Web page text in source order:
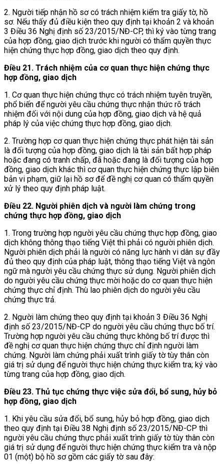
2. Người tiếp nhận hồ sơ có trách nhiệm kiểm tra giấy tờ, hồ
sơ. Nếu thấy đủ điều kiện theo quy định tại khoản 2 và khoản
3 Điều 36 Nghị định số 23/2015/NĐ-CP, thì ký vào từng trang
của hợp đồng, giao dịch trước khi người có thẩm quyền thực
hiện chứng thực hợp đồng, giao dịch theo quy định.
Điều 21. Trách nhiệm của cơ quan thực hiện chứng thực
hợp đồng, giao dịch
1. Cơ quan thực hiện chứng thực có trách nhiệm tuyên truyền,
phổ biến để người yêu cầu chứng thực nhận thức rõ trách
nhiệm đối với nội dung của hợp đồng, giao dịch và hệ quả
pháp lý của việc chứng thực hợp đồng, giao dịch.
2. Trường hợp cơ quan thực hiện chứng thực phát hiện tài sản
là đối tượng của hợp đồng, giao dịch là tài sản bất hợp pháp
hoặc đang có tranh chấp, đã hoặc đang là đối tượng của hợp
đồng, giao dịch khác thì cơ quan thực hiện chứng thực lập biên
bản vi phạm, giữ lại hồ sơ để đề nghị cơ quan có thẩm quyền
xử lý theo quy định pháp luật.
Điều 22. Người phiên dịch và người làm chứng trong
chứng thực hợp đồng, giao dịch
1. Trong trường hợp người yêu cầu chứng thực hợp đồng, giao
dịch không thông thạo tiếng Việt thì phải có người phiên dịch.
Người phiên dịch phải là người có năng lực hành vi dân sự đầy
đủ theo quy định của pháp luật, thông thạo tiếng Việt và ngôn
ngữ mà người yêu cầu chứng thực sử dụng. Người phiên dịch
do người yêu cầu chứng thực mời hoặc do cơ quan thực hiện
chứng thực chỉ định. Thù lao phiên dịch do người yêu cầu
chứng thực trả.
2. Người làm chứng theo quy định tại khoản 3 Điều 36 Nghị
định số 23/2015/NĐ-CP do người yêu cầu chứng thực bố trí.
Trường hợp người yêu cầu chứng thực không bố trí được thì
đề nghị cơ quan thực hiện chứng thực chỉ định người làm
chứng. Người làm chứng phải xuất trình giấy tờ tùy thân còn
giá trị sử dụng để người thực hiện chứng thực kiểm tra; ký vào
từng trang của hợp đồng, giao dịch.
Điều 23. Thủ tục chứng thực việc sửa đổi, bổ sung, hủy bỏ
hợp đồng, giao dịch
1. Khi yêu cầu sửa đổi, bổ sung, hủy bỏ hợp đồng, giao dịch
theo quy định tại Điều 38 Nghị định số 23/2015/NĐ-CP thì
người yêu cầu chứng thực phải xuất trình giấy tờ tùy thân còn
giá trị sử dụng để người thực hiện chứng thực kiểm tra và nộp
01 (một) bộ hồ sơ gồm các giấy tờ sau đây: